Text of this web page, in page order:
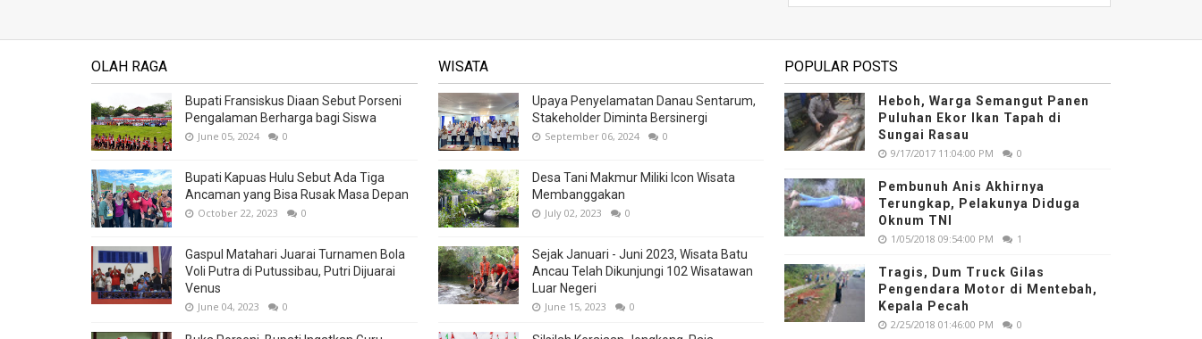
OLAH RAGA
Bupati Fransiskus Diaan Sebut Porseni
Pengalaman Berharga bagi Siswa
June 05, 2024 0
Bupati Kapuas Hulu Sebut Ada Tiga
Ancaman yang Bisa Rusak Masa Depan
October 22, 2023 0
Gaspul Matahari Juarai Turnamen Bola
Voli Putra di Putussibau, Putri Dijuarai
Venus
June 04, 2023 0
WISATA
Upaya Penyelamatan Danau Sentarum,
Stakeholder Diminta Bersinergi
September 06, 2024 0
Desa Tani Makmur Miliki Icon Wisata
Membanggakan
July 02, 2023 0
Sejak Januari - Juni 2023, Wisata Batu
Ancau Telah Dikunjungi 102 Wisatawan
Luar Negeri
June 15, 2023 0
POPULAR POSTS
Heboh, Warga Semangut Panen
Puluhan Ekor Ikan Tapah di
Sungai Rasau
9/17/2017 11:04:00 PM 0
Pembunuh Anis Akhirnya
Terungkap, Pelakunya Diduga
Oknum TNI
1/05/2018 09:54:00 PM 1
Tragis, Dum Truck Gilas
Pengendara Motor di Mentebah,
Kepala Pecah
2/25/2018 01:46:00 PM 0